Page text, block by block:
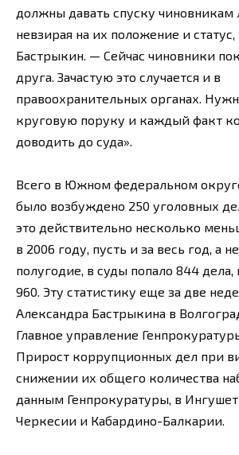
должны давать спуску чиновникам
невзирая на их положение и
Бастрыкин. — Сейчас чиновники
друга. Зачастую это случается и в
правоохранительных органах.
круговую поруку и каждый факт
доводить до суда».
Всего в Южном федеральном
было возбуждено 250 уголовных
это действительно несколько
в 2006 году, пусть и за весь год, а
полугодие, в суды попало 844 дела,
960. Эту статистику еще за две
Александра Бастрыкина в
Главное управление
Прирост коррупционных дел при
снижении их общего количества
данным Генпрокуратуры, в
Черкесии и Кабардино-Балкарии.